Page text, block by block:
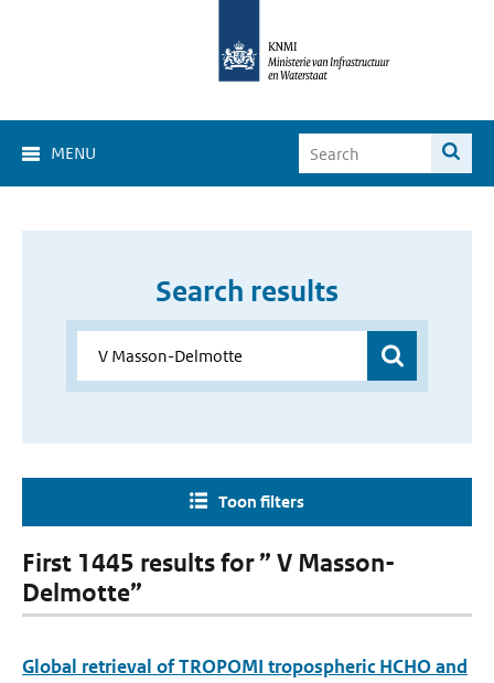
MENU
Search results
Toon filters
First 1445 results for ” V Masson-
Delmotte”
Global retrieval of TROPOMI tropospheric HCHO and